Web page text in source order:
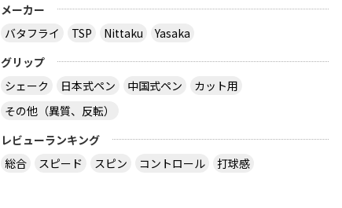
メーカー
バタフライ
TSP Nittaku
Yasaka
グリップ
シェーク
日本式ペン 中国式ペン
カット用
その他（異質、反転）
レビューランキング
総合
スピード スピン コントロール 打球感